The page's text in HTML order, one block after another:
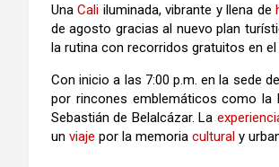
UnaCali iluminada, vibrante y llena de
de agosto gracias al nuevo plan
la rutina con recorridos gratuitos en
Con inicio a las 7:00 p.m. en la sede
por rincones emblemáticos como la
Sebastián de Belalcázar. La
un viaje por la memoria cultural y